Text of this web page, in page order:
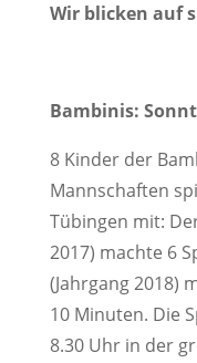
Wir blicken auf
Bambinis:
8 Kinder der
Mannschaften
Tübingen mit:
2017) machte 6
(Jahrgang 2018)
10 Minuten. Die
8.30 Uhr in der